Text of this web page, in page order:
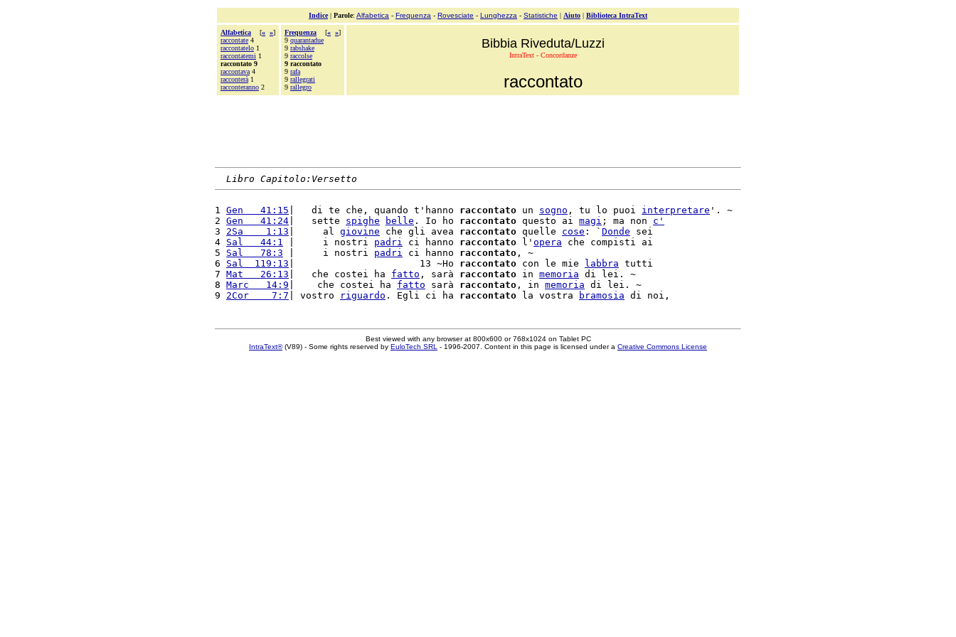
Indice| Parole: Alfabetica - Frequenza - Rovesciate - Lunghezza - Statistiche | Aiuto | Biblioteca IntraText
Alfabetica [« »]
raccontate 4
raccontatelo 1
raccontatemi 1
raccontato 9
raccontava 4
racconterà 1
racconteranno 2
Frequenza [« »]
9 quarantadue
9 rabshake
9 raccolse
9 raccontato
9 rafa
9 rallegrati
9 rallegro
Bibbia Riveduta/Luzzi
IntraText - Concordanze
raccontato
Libro Capitolo:Versetto
1 Gen   41:15 |   di te che, quando t'hanno raccontato un sogno , tu lo puoi interpretare '. ~
2 Gen   41:24 |   sette spighe belle . Io ho raccontato questo ai magi ; ma non c'
3 2Sa    1:13 |     al giovine che gli avea raccontato quelle cose : ` Donde sei
4 Sal   44:1 |     i nostri padri ci hanno raccontato l' opera che compisti ai
5 Sal   78:3 |     i nostri padri ci hanno raccontato , ~
6 Sal  119:13 |                      13 ~Ho raccontato con le mie labbra tutti
7 Mat   26:13 |   che costei ha fatto , sarà raccontato in memoria di lei. ~
8 Marc   14:9 |    che costei ha fatto sarà raccontato , in memoria di lei. ~
9 2Cor    7:7 | vostro riguardo . Egli ci ha raccontato la vostra bramosia
Best viewed with any browser at 800x600 or 768x1024 on Tablet PC
IntraText®(V89) - Some rights reserved by EuloTech SRL - 1996-2007. Content in this page is licensed under a Creative Commons License